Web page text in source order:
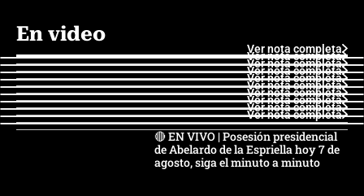
En video
Ver nota completa
Ver nota completa
Ver nota completa
Ver nota completa
Ver nota completa
Ver nota completa
Ver nota completa
Ver nota completa
Ver nota completa
Ver nota completa
🔴 EN VIVO | Posesión presidencial
de Abelardo de la Espriella hoy 7 de
agosto, siga el minuto a minuto